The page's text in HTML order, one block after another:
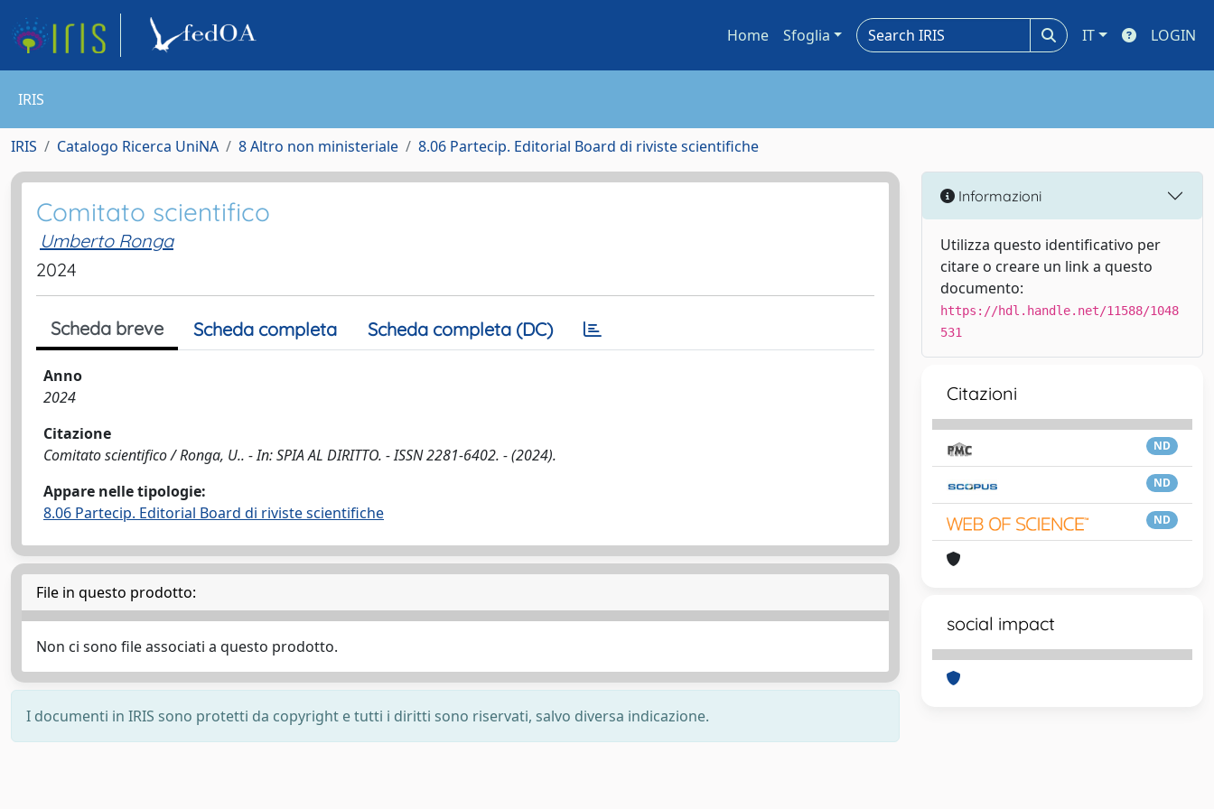
Home Sfoglia IT LOGIN
IRIS
IRIS Catalogo Ricerca UniNA 8 Altro non ministeriale 8.06 Partecip. Editorial Board di riviste scientifiche
Comitato scientifico
Umberto Ronga
2024
Scheda breve Scheda completa Scheda completa (DC)
Anno
2024
Citazione
Comitato scientifico / Ronga, U.. - In: SPIA AL DIRITTO. - ISSN 2281-6402. - (2024).
Appare nelle tipologie:
8.06 Partecip. Editorial Board di riviste scientifiche
File in questo prodotto:
Non ci sono file associati a questo prodotto.
I documenti in IRIS sono protetti da copyright e tutti i diritti sono riservati, salvo diversa indicazione.
Informazioni
Utilizza questo identificativo per
citare o creare un link a questo
documento:
https://hdl.handle.net/11588/1048
531
Citazioni
ND
ND
ND
social impact